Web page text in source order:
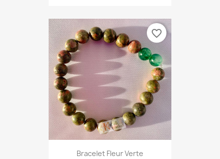
Bracelet Fleur Verte
favorite_border